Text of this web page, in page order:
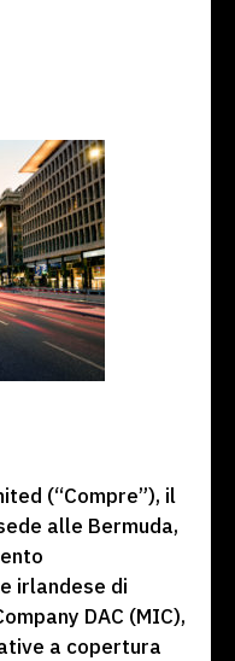
(“Compre”), il
alle Bermuda,
irlandese di
DAC (MIC),
a copertura